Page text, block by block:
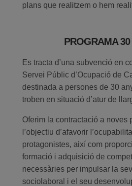
plans que realitzem o hem
PROGRAMA
Es tracta d’una subvenció en
Servei Públic d’Ocupació de
destinada a persones de 30
troben en situació d’atur de
Oferim la contractació a noves
l’objectiu d’afavorir
protagonistes, així com
formació i adquisició de
necessàries per impulsar la
sociolaboral i el seu